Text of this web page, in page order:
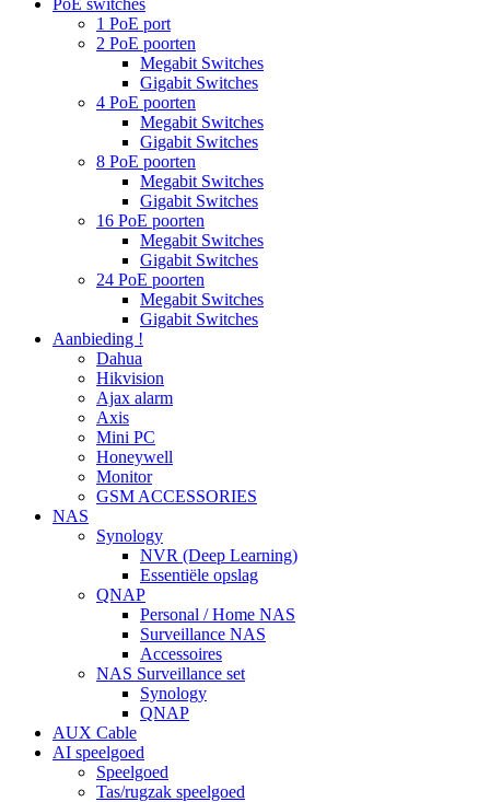
PoE switches
1 PoE port
2 PoE poorten
Megabit Switches
Gigabit Switches
4 PoE poorten
Megabit Switches
Gigabit Switches
8 PoE poorten
Megabit Switches
Gigabit Switches
16 PoE poorten
Megabit Switches
Gigabit Switches
24 PoE poorten
Megabit Switches
Gigabit Switches
Aanbieding !
Dahua
Hikvision
Ajax alarm
Axis
Mini PC
Honeywell
Monitor
GSM ACCESSORIES
NAS
Synology
NVR (Deep Learning)
Essentiële opslag
QNAP
Personal / Home NAS
Surveillance NAS
Accessoires
NAS Surveillance set
Synology
QNAP
AUX Cable
AI speelgoed
Speelgoed
Tas/rugzak speelgoed